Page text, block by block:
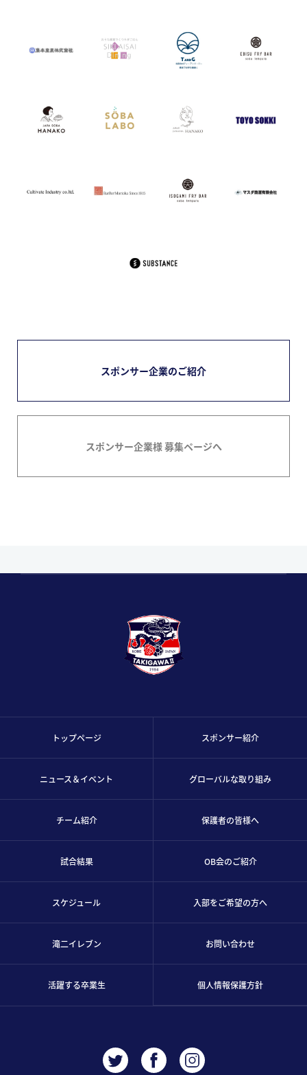
スポンサー企業のご紹介
スポンサー企業様 募集ページへ
トップページ
ニュース＆イベント
チーム紹介
試合結果
スケジュール
滝二イレブン
活躍する卒業生
スポンサー紹介
グローバルな取り組み
保護者の皆様へ
OB会のご紹介
入部をご希望の方へ
お問い合わせ
個人情報保護方針